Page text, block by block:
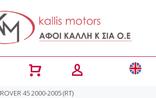
ROVER 45 2000-2005 (RT)